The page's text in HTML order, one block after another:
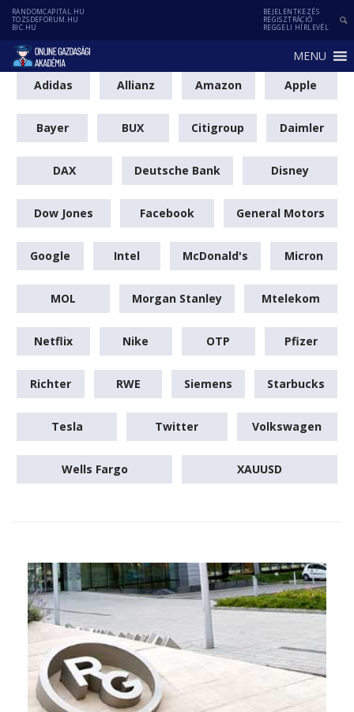
RANDOMCAPITAL.HU
TOZSDEFORUM.HU
BIC.HU
BEJELENTKEZÉS
REGISZTRÁCIÓ
REGGELI HÍRLEVÉL
MENU
Adidas
Allianz Amazon Apple
Bayer BUX Citigroup Daimler
DAX Deutsche Bank Disney
Dow Jones Facebook General Motors
Google Intel McDonald's Micron
MOL Morgan Stanley Mtelekom
Netflix Nike OTP Pfizer
Richter RWE Siemens Starbucks
Tesla Twitter Volkswagen
Wells Fargo XAUUSD